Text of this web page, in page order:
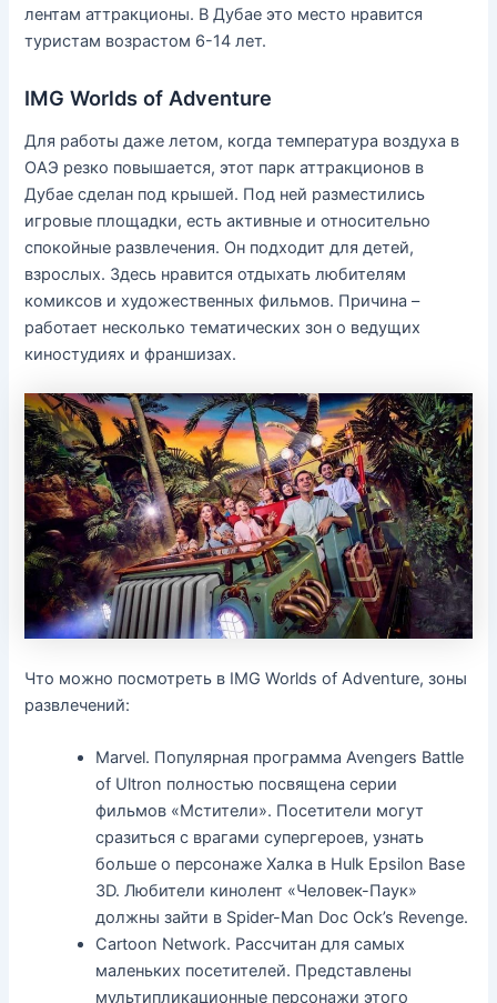
лентам аттракционы. В Дубае это место нравится
туристам возрастом 6-14 лет.
IMG Worlds of Adventure
Для работы даже летом, когда температура воздуха в
ОАЭ резко повышается, этот парк аттракционов в
Дубае сделан под крышей. Под ней разместились
игровые площадки, есть активные и относительно
спокойные развлечения. Он подходит для детей,
взрослых. Здесь нравится отдыхать любителям
комиксов и художественных фильмов. Причина –
работает несколько тематических зон о ведущих
киностудиях и франшизах.
Что можно посмотреть в IMG Worlds of Adventure, зоны
развлечений:
Marvel. Популярная программа Avengers Battle
of Ultron полностью посвящена серии
фильмов «Мстители». Посетители могут
сразиться с врагами супергероев, узнать
больше о персонаже Халка в Hulk Epsilon Base
3D. Любители кинолент «Человек-Паук»
должны зайти в Spider-Man Doc Ock’s Revenge.
Cartoon Network. Рассчитан для самых
маленьких посетителей. Представлены
мультипликационные персонажи этого